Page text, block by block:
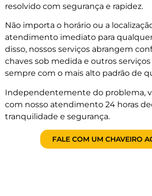
resolvido com segurança e rapidez.
Não importa o horário ou a
atendimento imediato para
disso, nossos serviços abrangem
chaves sob medida e outros
sempre com o mais alto padrão de
Independentemente do problema,
com nosso atendimento 24 horas
tranquilidade e segurança.
FALE COM UM CHAVEIRO